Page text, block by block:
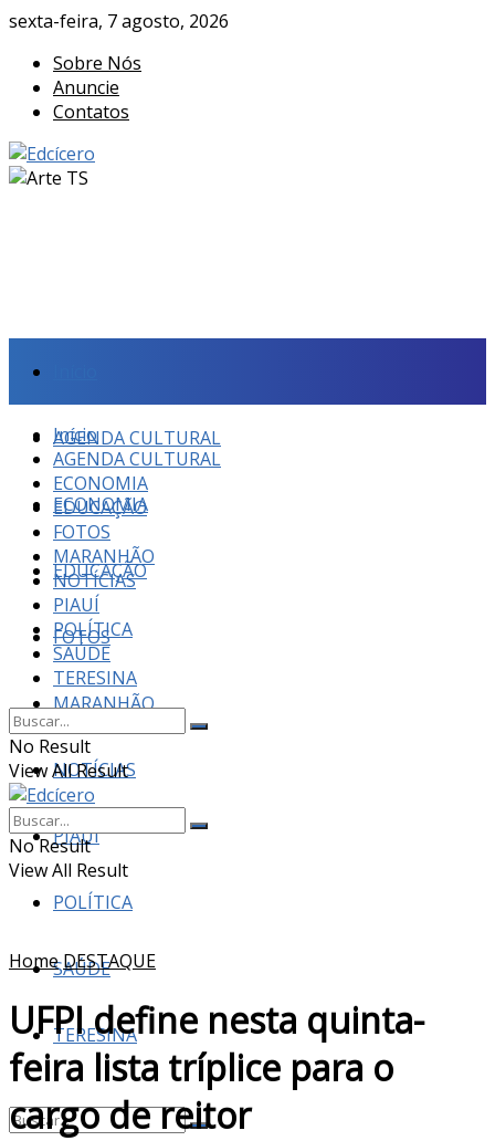
sexta-feira, 7 agosto, 2026
Sobre Nós
Anuncie
Contatos
AGENDA CULTURAL
ECONOMIA
EDUCAÇÃO
FOTOS
MARANHÃO
NOTÍCIAS
PIAUÍ
POLÍTICA
SAÚDE
TERESINA
Início
AGENDA CULTURAL
ECONOMIA
EDUCAÇÃO
FOTOS
MARANHÃO
NOTÍCIAS
PIAUÍ
POLÍTICA
SAÚDE
TERESINA
No Result
View All Result
No Result
View All Result
Home DESTAQUE
UFPI define nesta quinta-
feira lista tríplice para o
cargo de reitor